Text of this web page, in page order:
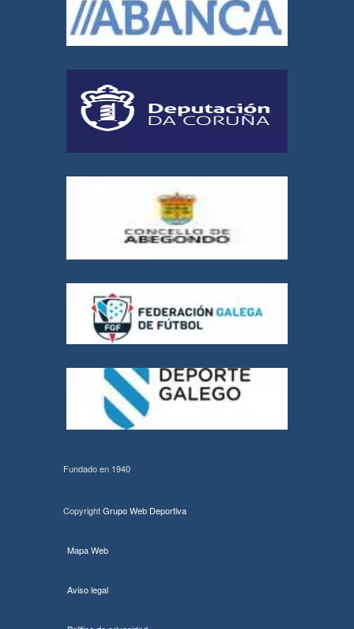
Fundado en 1940
CopyrightGrupo Web Deportiva
Mapa Web
Aviso legal